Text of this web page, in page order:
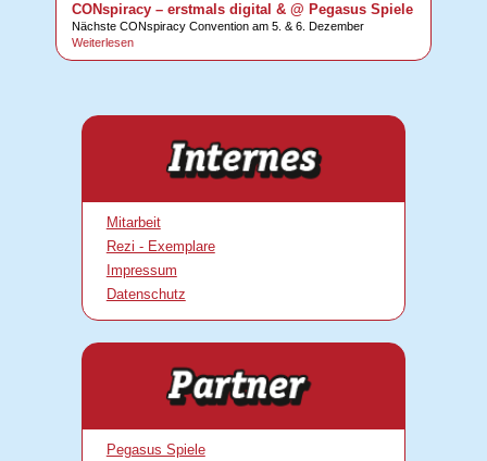
CONspiracy – erstmals digital & @ Pegasus Spiele
Nächste CONspiracy Convention am 5. & 6. Dezember
Weiterlesen
Mitarbeit
Rezi - Exemplare
Impressum
Datenschutz
Pegasus Spiele